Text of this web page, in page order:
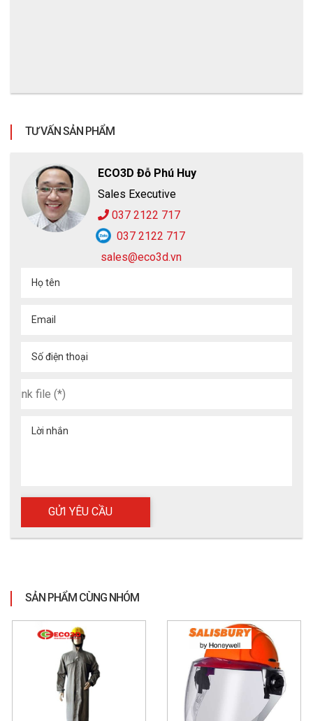
TƯ VẤN SẢN PHẨM
ECO3D Đỗ Phú Huy
Sales Executive
037 2122 717
037 2122 717
sales@eco3d.vn
Họ tên
Email
Số điện thoại
Lời nhắn
SẢN PHẨM CÙNG NHÓM